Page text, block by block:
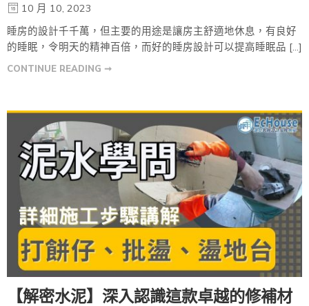
10 月 10, 2023
睡房的設計千千萬，但主要的用途是讓房主舒適地休息，有良好
的睡眠，令明天的精神百倍，而好的睡房設計可以提高睡眠品 […]
CONTINUE READING ➞
【解密水泥】深入認識這款卓越的修補材